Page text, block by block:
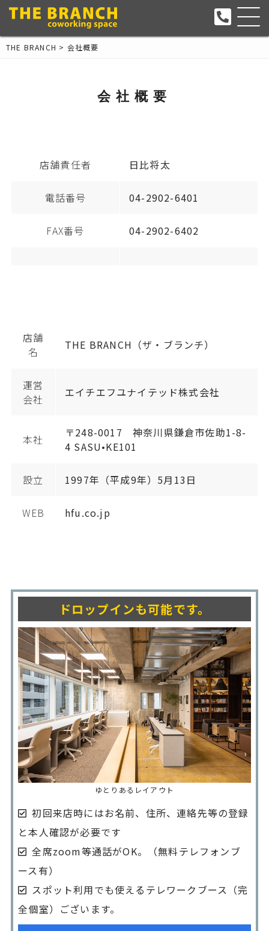
THE BRANCH > 会社概要
会社概要
店舗責任者 日比将太
電話番号 04-2902-6401
FAX番号 04-2902-6402
店舗
名
THE BRANCH（ザ・ブランチ）
運営
会社
エイチエフユナイテッド株式会社
本社
〒248-0017 神奈川県鎌倉市佐助1-8-
4 SASU•KE101
設立 1997年（平成9年）5月13日
WEB hfu.co.jp
ドロップインも可能です。
ゆとりあるレイアウト
初回来店時にはお名前、住所、連絡先等の登録
と本人確認が必要です
全席zoom等通話がOK。（無料テレフォンブ
ース有）
スポット利用でも使えるテレワークブース（完
全個室）ございます。